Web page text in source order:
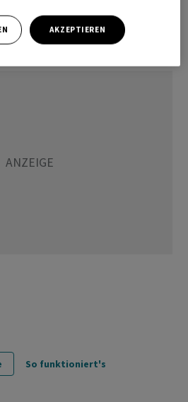
Stimmung an den
So funktioniert's
AKZEPTIEREN